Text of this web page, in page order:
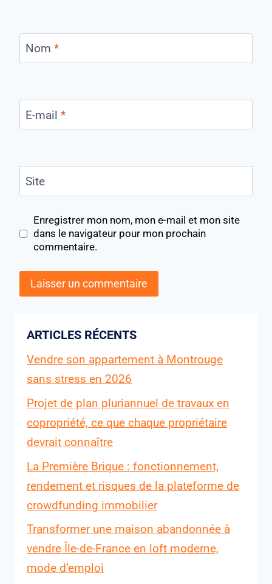
Nom *
E-mail *
Site
Enregistrer mon nom, mon e-mail et mon site
dans le navigateur pour mon prochain
commentaire.
ARTICLES RÉCENTS
Vendre son appartement à Montrouge
sans stress en 2026
Projet de plan pluriannuel de travaux en
copropriété, ce que chaque propriétaire
devrait connaître
La Première Brique : fonctionnement,
rendement et risques de la plateforme de
crowdfunding immobilier
Transformer une maison abandonnée à
vendre Île-de-France en loft moderne,
mode d’emploi